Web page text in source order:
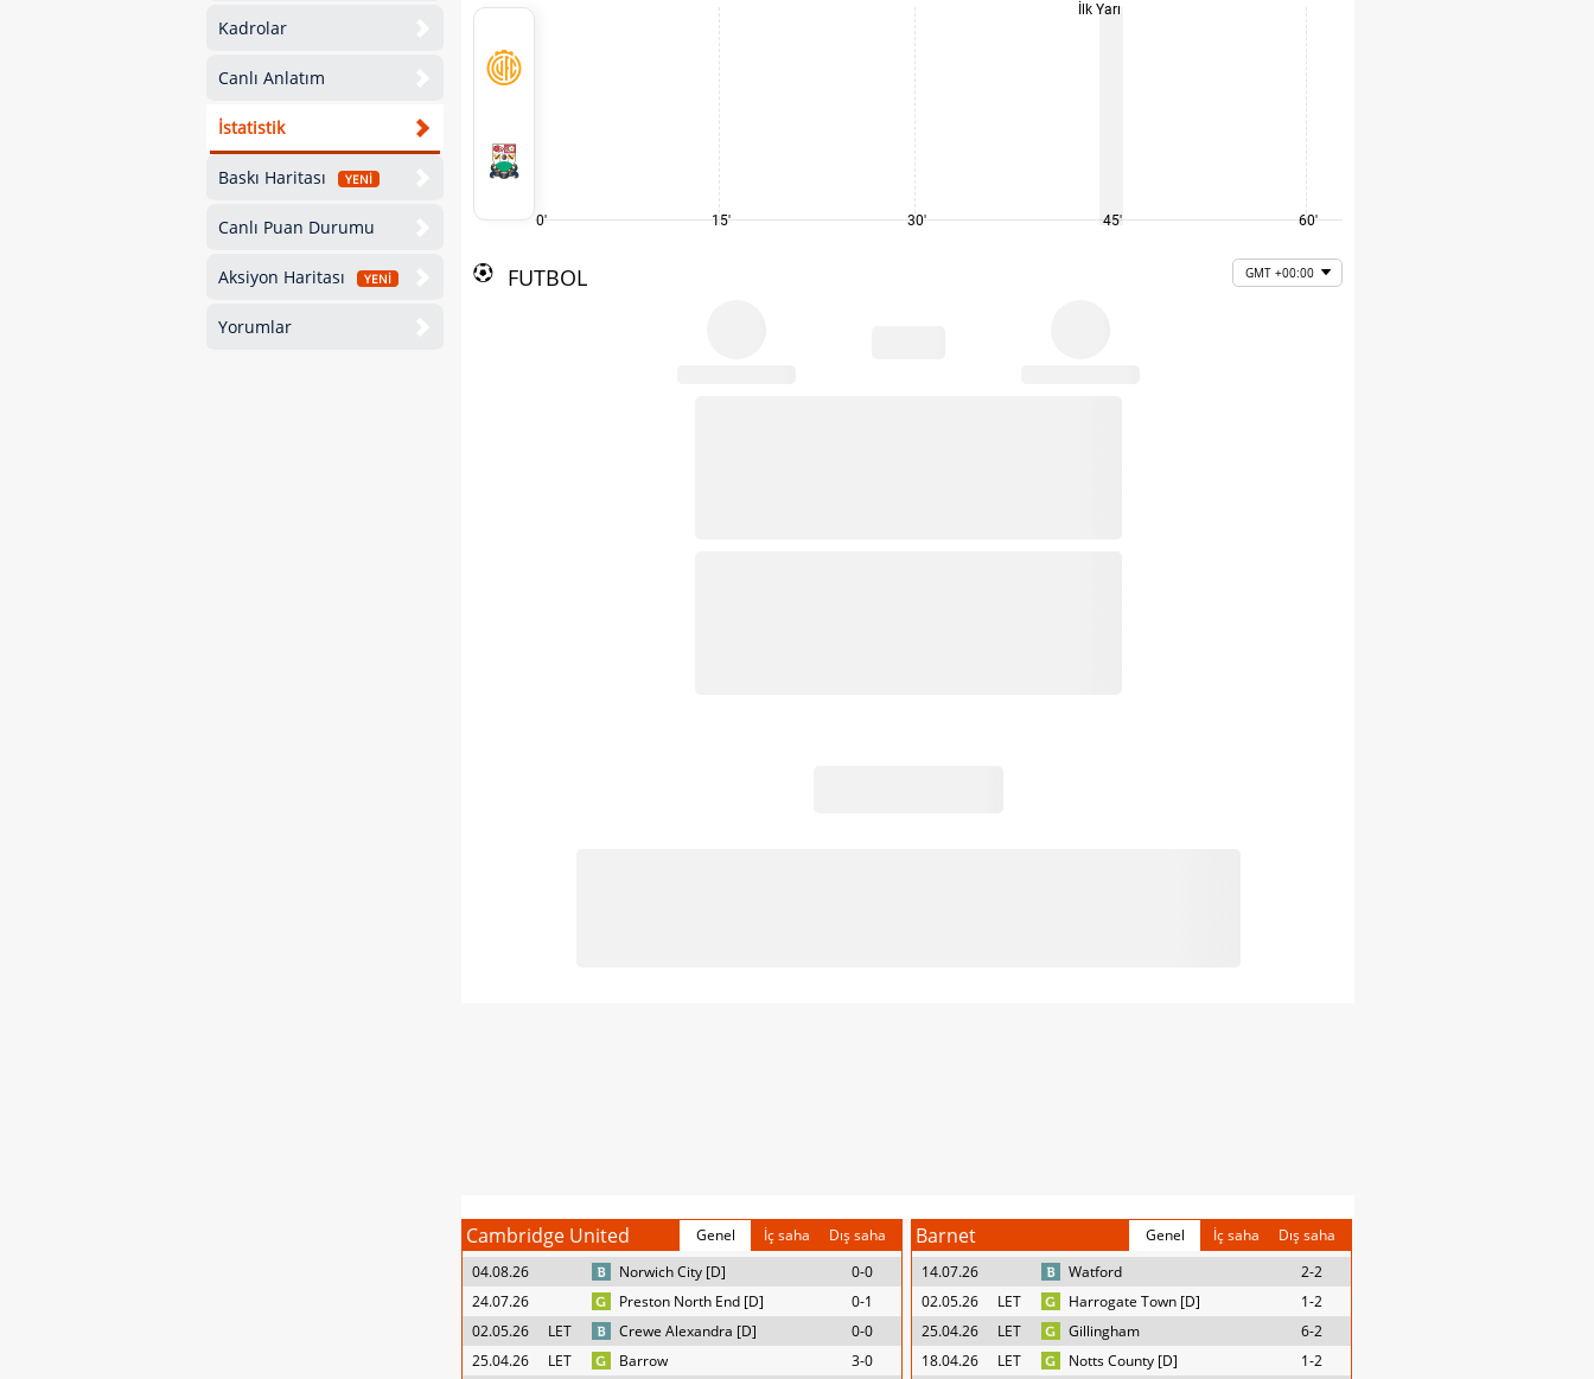
Kadrolar
Canlı Anlatım
İstatistik
Baskı Haritası YENİ
Canlı Puan Durumu
Aksiyon Haritası YENİ
Yorumlar
0' 15' 30'
İlk Yarı
45' 60'
FUTBOL GMT +00:00
Cambridge United Genel İç saha
Dış saha
04.08.26
Norwich City [D]
0-0
24.07.26
Preston North End [D]
0-1
02.05.26
LET Crewe Alexandra [D]
0-0
25.04.26
LET Barrow
3-0
Barnet Genel İç saha
Dış saha
14.07.26
Watford
2-2
02.05.26
LET Harrogate Town [D]
1-2
25.04.26
LET Gillingham
6-2
18.04.26
LET Notts County [D]
1-2